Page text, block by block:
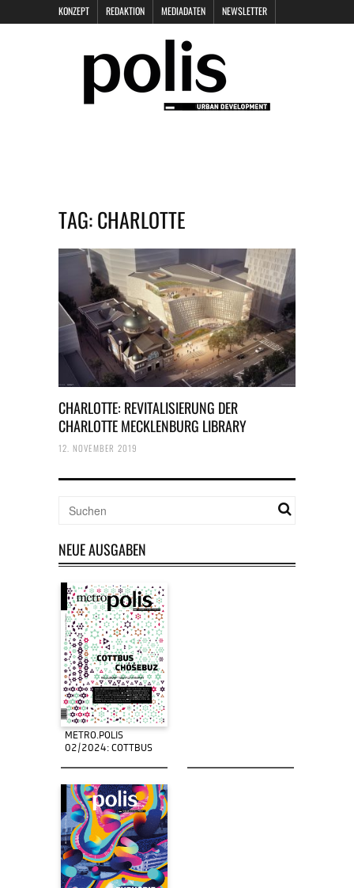
KONZEPT REDAKTION MEDIADATEN NEWSLETTER
DATENSCHUTZ
TAG:CHARLOTTE
CHARLOTTE: REVITALISIERUNG DER
CHARLOTTE MECKLENBURG LIBRARY
12. NOVEMBER 2019
NEUE AUSGABEN
METRO.POLIS
02/2024: COTTBUS